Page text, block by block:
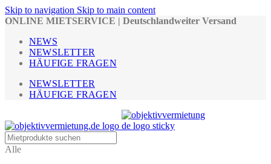
Skip to navigation Skip to main content
ONLINE MIETSERVICE | Deutschlandweiter Versand
NEWS
NEWSLETTER
HÄUFIGE FRAGEN
NEWSLETTER
HÄUFIGE FRAGEN
Alle